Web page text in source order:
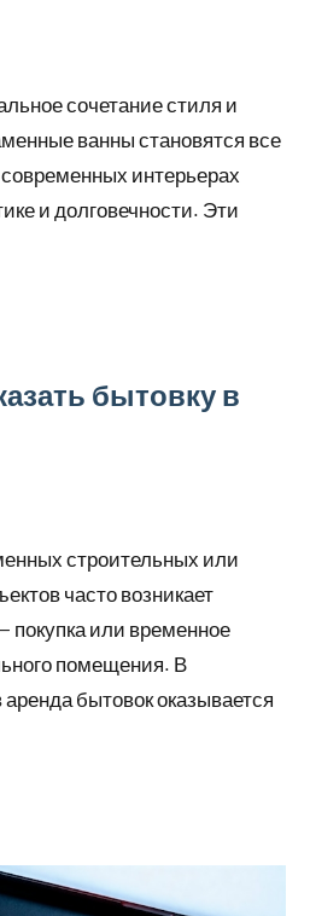
сочетание стиля и
ванны становятся все
интерьерах
и долговечности. Эти
бытовку в
строительных или
часто возникает
покупка или временное
помещения. В
бытовок оказывается